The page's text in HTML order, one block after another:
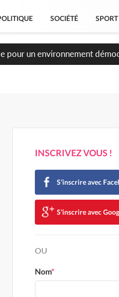
SOCIÉTÉ SPORT
seront disponibles à
INSCRIVEZ VOUS !
S'inscrire avec
S'inscrire avec
OU
Nom*